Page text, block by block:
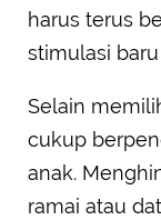
harus terus
stimulasi
Selain
cukup
anak.
ramai atau